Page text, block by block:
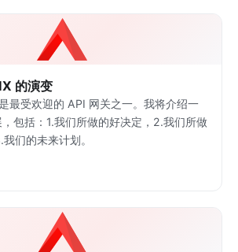
的演变
最受欢迎的 API 网关之一。我将介绍一
包括：1.我们所做的好决定，2.我们所做
们的未来计划。